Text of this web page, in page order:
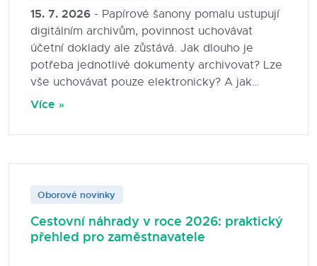
15. 7. 2026 - Papírové šanony pomalu ustupují
digitálním archivům, povinnost uchovávat
účetní doklady ale zůstává. Jak dlouho je
potřeba jednotlivé dokumenty archivovat? Lze
vše uchovávat pouze elektronicky? A jak
nastavit správu účetních dokladů tak, aby byla
případnou kontrolu? Přinášíme praktický
jak si archivaci zjednodušit pomocí moderních
Více »
Oborové novinky
Cestovní náhrady v roce 2026: praktický
přehled pro zaměstnavatele